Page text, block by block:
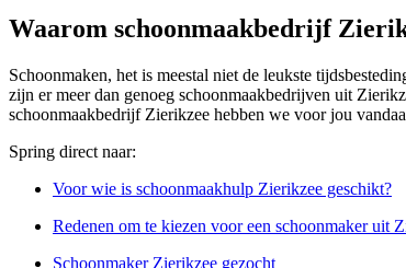
Waarom schoonmaakbedrijf
Schoonmaken, het is meestal niet de leukste
zijn er meer dan genoeg schoonmaakbedrijven uit
schoonmaakbedrijf Zierikzee hebben we voor jou
Spring direct naar:
Voor wie is schoonmaakhulp Zierikzee geschikt?
Redenen om te kiezen voor een schoonmaker uit
Schoonmaker Zierikzee gezocht